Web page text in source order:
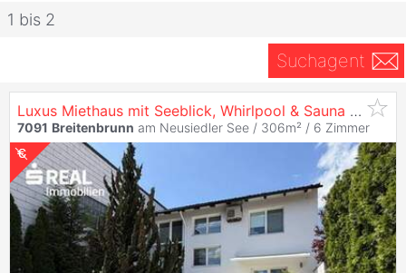
1 bis 2
Suchagent
Luxus Miethaus mit Seeblick, Whirlpool & Sauna | voll möbliert | Nähe Wien
7091 Breitenbrunn am Neusiedler See / 306m² / 6 Zimmer